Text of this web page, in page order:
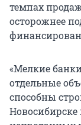
темпах
осторожнее
«Мелкие
отдельные
способны
Новосибирске